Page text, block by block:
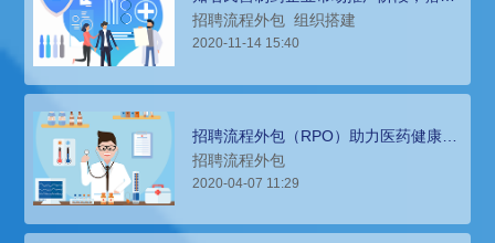
公司助力快速精准配置销售团队
招聘流程外包 组织搭建
2020-11-14 15:40
招聘流程外包（RPO）助力医药健康和
生命科学企业招聘销售代表
招聘流程外包
2020-04-07 11:29